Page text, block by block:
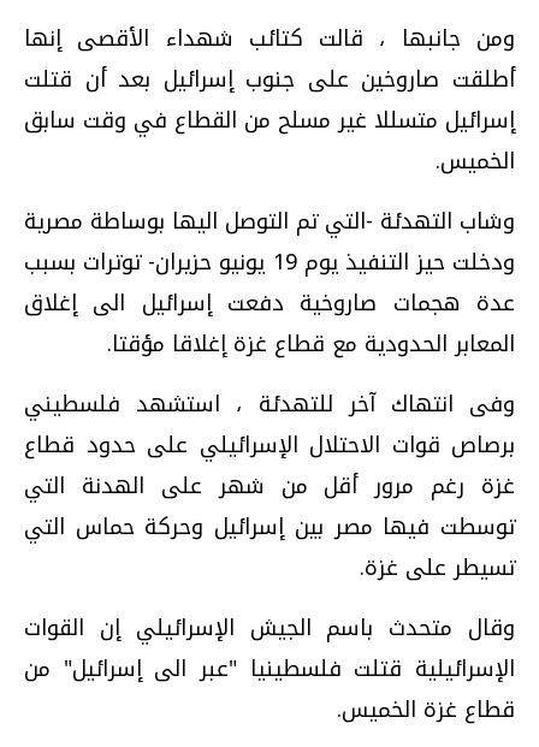
ومن جانبها ، قالت كتائب شهداء الأقصى إنها
أطلقت صاروخين على جنوب إسرائيل بعد أن قتلت
إسرائيل متسللا غير مسلح من القطاع في وقت سابق
الخميس.
وشاب التهدئة -التي تم التوصل اليها بوساطة مصرية
ودخلت حيز التنفيذ يوم 19 يونيو حزيران- توترات بسبب
عدة هجمات صاروخية دفعت إسرائيل الى إغلاق
المعابر الحدودية مع قطاع غزة إغلاقا مؤقتا.
وفى انتهاك آخر للتهدئة ، استشهد فلسطيني
برصاص قوات الاحتلال الإسرائيلي على حدود قطاع
غزة رغم مرور أقل من شهر على الهدنة التي
توسطت فيها مصر بين إسرائيل وحركة حماس التي
تسيطر على غزة.
وقال متحدث باسم الجيش الإسرائيلي إن القوات
الإسرائيلية قتلت فلسطينيا "عبر الى إسرائيل" من
قطاع غزة الخميس.